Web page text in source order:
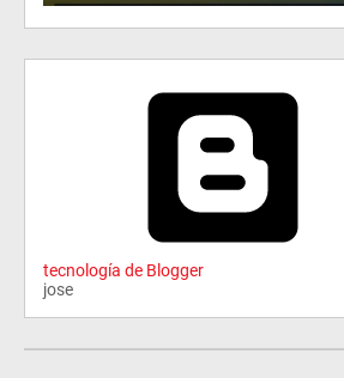
tecnología de Blogger
jose